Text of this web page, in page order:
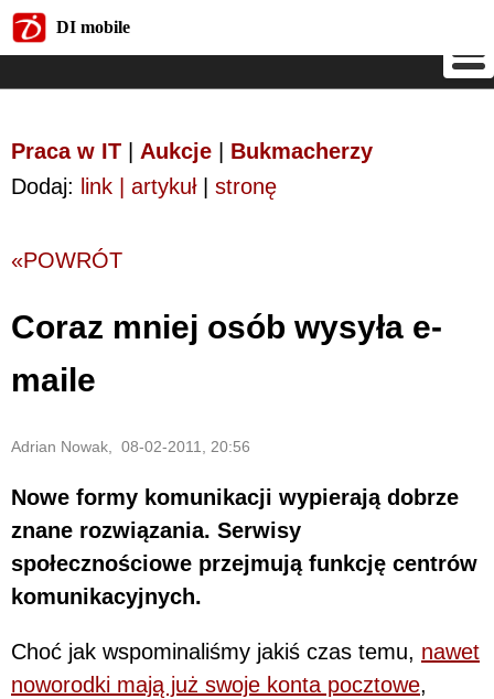
DI mobile
Praca w IT Aukcje
Bukmacherzy
Dodaj: link | artykuł| stronę
«POWRÓT
Coraz mniej osób wysyła e-
maile
Adrian Nowak, 08-02-2011, 20:56
Nowe formy komunikacji wypierają dobrze
znane rozwiązania. Serwisy
społecznościowe przejmują funkcję centrów
komunikacyjnych.
Choć jak wspominaliśmy jakiś czas temu, nawet
noworodki mają już swoje konta pocztowe,
DI mobile